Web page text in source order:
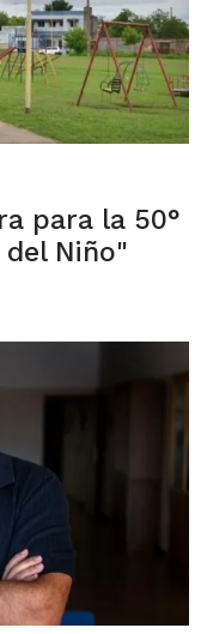
para la 50°
Niño"